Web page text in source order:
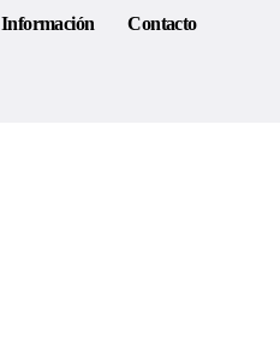
Información Contacto